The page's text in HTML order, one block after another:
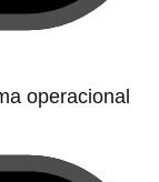
operacional